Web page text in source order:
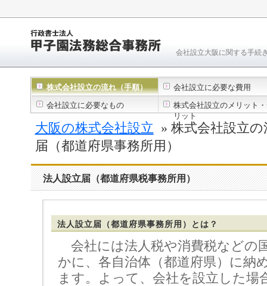
会社設立大阪に関する手続
株式会社設立の流れ（手順）
会社設立に必要な費用
会社設立に必要なもの
株式会社設立のメリット
リット
大阪の株式会社設立 » 株式会社設立
届（都道府県事務所用）
法人設立届（都道府県税事務所用）
法人設立届（都道府県事務所用）とは？
会社には法人税や消費税などの
かに、各自治体（都道府県）に納
ます。よって、会社を設立した場